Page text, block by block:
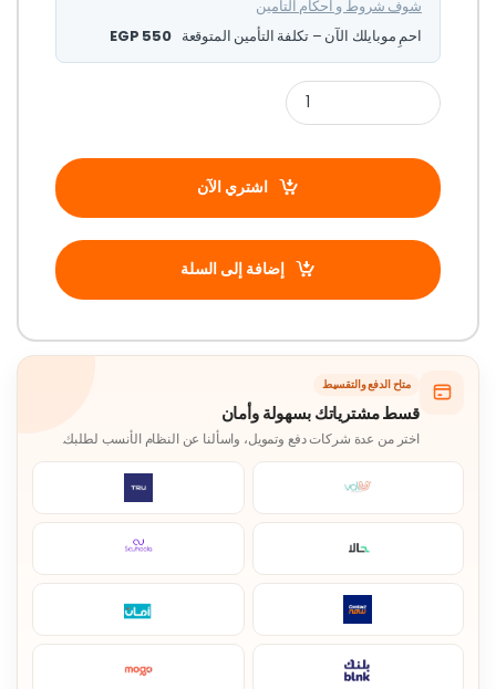
شوف شروط و احكام التامين
احمِ موبايلك الآن – تكلفة التأمين المتوقعة 550
EGP
اشتري الآن
إضافة إلى السلة
متاح الدفع والتقسيط
قسط مشترياتك بسهولة وأمان
اختر من عدة شركات دفع وتمويل، واسألنا عن النظام الأنسب لطلبك.